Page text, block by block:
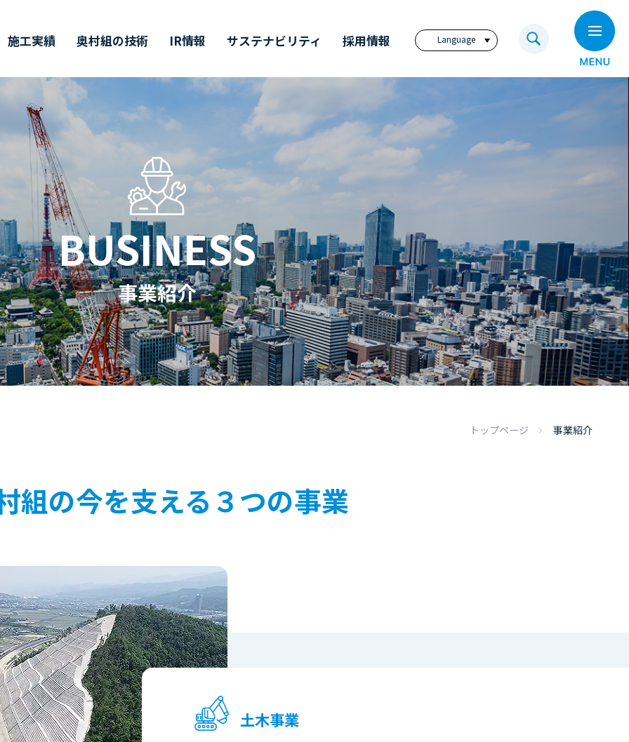
念・企業行動規範 会社概要 ビジョン
一覧 CMギャラリー
施工実績 奥村組の技術
環境技術 奥村組技術研究所
IR情報
券報告書・
期（半期）報告書
その他開示情報 電子公告
会 株主通信
（英文）
情報リンク
単元未満株式の
買取請求について
ディスクロージャー
ポリシー
サステナビリティ
造プロセス ESG/SDGsについて 奥村組のイノベーション
ーシティ・エクイティ
クルージョン
の枠組みに基づく
関連の情報開示
採用情報
リア採用 インターンシップ 福利厚生サイト
Language
繁體中文
BUSINESS
事業紹介
トップページ 事業紹介
組の今を支える３つの事業
土木事業